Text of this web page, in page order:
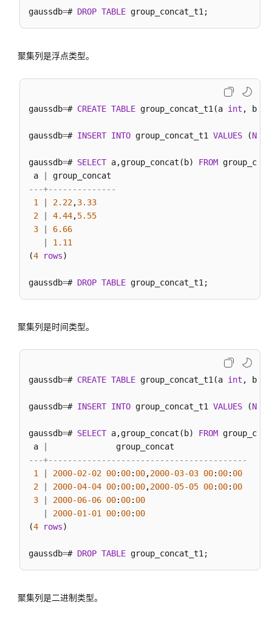
型
Plsql
特
函
其
系
统
函
数
弃
达
列
类
换
系
统
操
控
gaussdb=# DROP TABLE
聚集列是浮点类型。
gaussdb=# CREATE TABLE group_concat_t1(a int , b
gaussdb=# INSERT INTO group_concat_t1 VALUES (NULL
gaussdb=# SELECT a,group_concat(b) FROM
a
---+--------------
1
2.22,3.33
2
4.44,5.55
3
6.66
1.11
(4 rows)
gaussdb=# DROP TABLE
聚集列是时间类型。
gaussdb=# CREATE TABLE group_concat_t1(a int , b
gaussdb=# INSERT INTO group_concat_t1 VALUES (NULL
gaussdb=# SELECT a,group_concat(b) FROM
a
---+-----------------------------------------
1
2000-02-02 00: 00: 00,2000-03-03 00: 00: 00
2
2000-04-04 00: 00: 00,2000-05-05 00: 00: 00
3
2000-06-06 00: 00: 00
2000-01 -01 00: 00: 00
(4 rows)
gaussdb=# DROP TABLE
聚集列是二进制类型。